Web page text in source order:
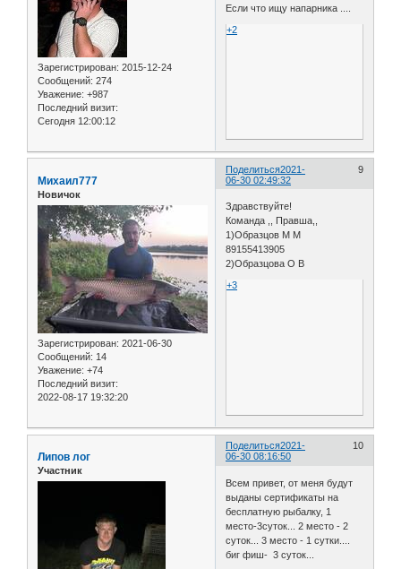
Зарегистрирован: 2015-12-24
Сообщений: 274
Уважение: +987
Последний визит:
Сегодня 12:00:12
Если что ищу напарника ....
+2
Поделиться 9
2021-
06-30 02:49:32
Михаил777
Новичок
Зарегистрирован: 2021-06-30
Сообщений: 14
Уважение: +74
Последний визит:
2022-08-17 19:32:20
Здравствуйте!
Команда ,, Правша,,
1)Образцов М М
89155413905
2)Образцова О В
+3
Поделиться 10
2021-
06-30 08:16:50
Липов лог
Участник
Всем привет, от меня будут
выданы сертификаты на
бесплатную рыбалку, 1
место-3суток... 2 место - 2
суток... 3 место - 1 сутки....
биг фиш- 3 суток...